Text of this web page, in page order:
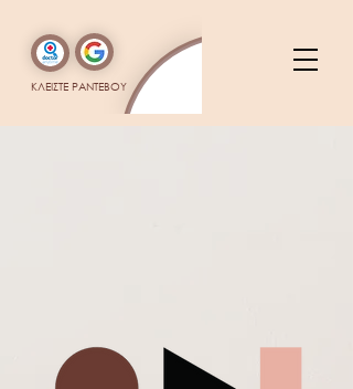
ΚΛΕΙΣΤΕ ΡΑΝΤΕΒΟΥ